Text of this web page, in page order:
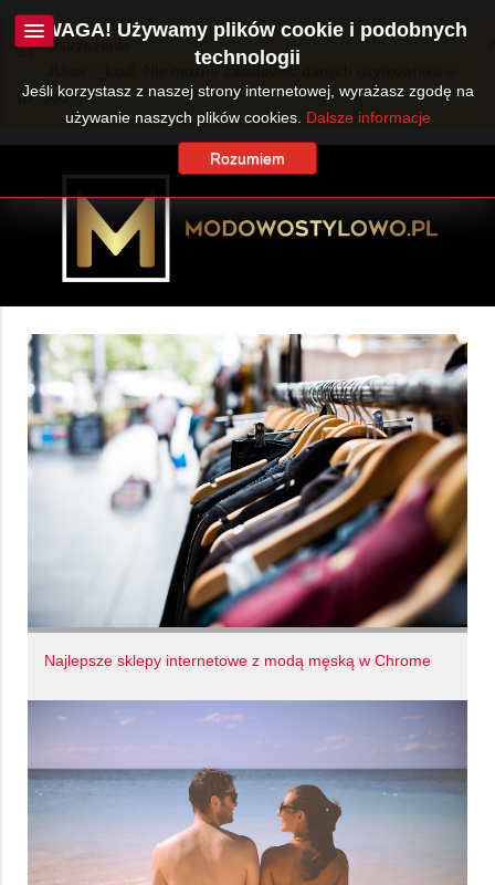
Ostrzeżenie
JUser::_load: Nie można załadować danych użytkownika o
ID: 360.
Najlepsze sklepy internetowe z modą męską w Chrome
UWAGA! Używamy plików cookie i podobnych
technologii
Jeśli korzystasz z naszej strony internetowej, wyrażasz zgodę na
używanie naszych plików cookies. Dalsze informacje
Rozumiem